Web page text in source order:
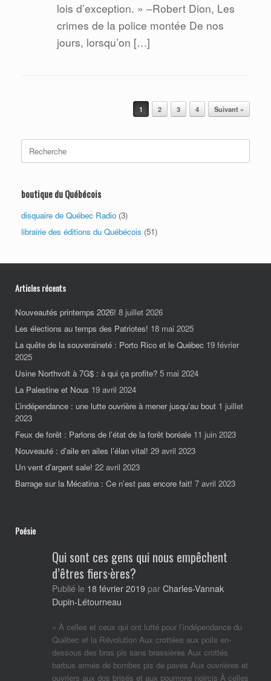
lois d’exception. » –Robert Dion, Les
crimes de la police montée De nos
jours, lorsqu’on […]
1 2 3 4 Suivant »
for:
boutique du Québécois
disquaire de Québec Radio (3)
librairie des éditions du Québécois (51)
Articles récents
Nouveautés printemps 2026! 8 juillet 2026
Les élections au temps des Patriotes! 18 mai 2025
La quête de la souveraineté : Porto Rico et le Québec 19 février
2025
Usine Northvolt à 7G$ : à qui ça profite? 5 mai 2024
La Palestine et Nous 19 avril 2024
L’indépendance : une lutte ouvrière à mener jusqu’au bout 1 juillet
2023
Feux de forêt : Parlons de l’état de la forêt boréale 11 juin 2023
Nouveauté : d’aile en ailes l’élan vital! 29 avril 2023
Un vent d’argent sale! 22 avril 2023
Barrage sur la Mécatina : Ce n’est pas encore fait! 7 avril 2023
Poésie
Qui sont ces gens qui nous empêchent
d’êtres fiers·ères?
Publié le 18 février 2019 par Charles-Vannak
Dupin-Létourneau
« À celles et ceux qui ont lutté pour l’indépendance du
Québec et la Révolution Aux crottées aux poils en-
dessous des bras pis sans brassières Aux crottés
barbus armés de bombes pis de pavés Aux ouvrières et
ouvriers aux dos brisés et aux poumons noircis À celles